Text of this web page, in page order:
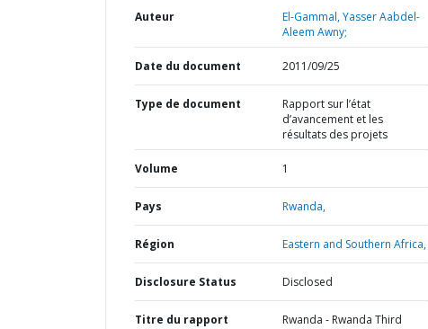
Auteur
El-Gammal, Yasser Aabdel-
Aleem Awny;
Date du document 2011/09/25
Type de document
Rapport sur l’état
d’avancement et les
résultats des projets
Volume 1
Pays Rwanda,
Région Eastern and Southern Africa,
Disclosure Status Disclosed
Titre du rapport
Rwanda - Rwanda Third